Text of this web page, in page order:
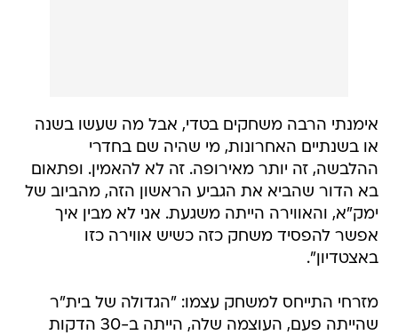
אימנתי הרבה משחקים בטדי, אבל מה שעשו בשנה
או בשנתיים האחרונות, מי שהיה שם בחדרי
ההלבשה, זה יותר מאירופה. זה לא להאמין. ופתאום
בא הדור שהביא את הגביע הראשון הזה, מהביוב של
ימק"א, והאווירה הייתה משגעת. אני לא מבין איך
אפשר להפסיד משחק כזה כשיש אווירה כזו
באצטדיון".
מזרחי התייחס למשחק עצמו: "הגדולה של בית"ר
שהייתה פעם, העוצמה שלה, הייתה ב-30 הדקות